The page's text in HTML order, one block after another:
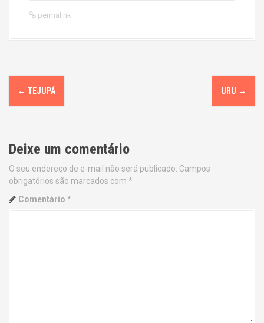
permalink
P
o
t
n
a
← TEJUPÁ URU →
Deixe um comentário
O seu endereço de e-mail não será publicado. Campos
obrigatórios são marcados com *
Comentário *